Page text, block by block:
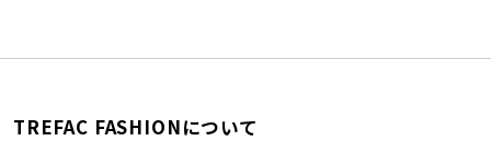
TREFAC FASHIONについて